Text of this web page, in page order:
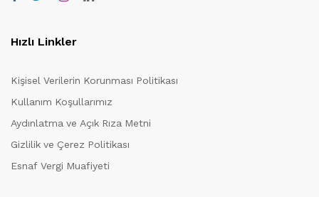
Hızlı Linkler
Kişisel Verilerin Korunması Politikası
Kullanım Koşullarımız
Aydınlatma ve Açık Rıza Metni
Gizlilik ve Çerez Politikası
Esnaf Vergi Muafiyeti